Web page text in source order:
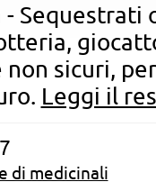
-
sicuri,
Leggi il
di medicinali